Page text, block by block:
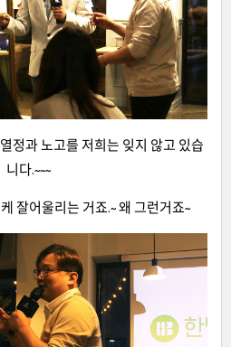
정과 노고를 저희는 잊지 않고 있습
니다.~~~
잘어울리는 거죠.~ 왜 그런거죠~